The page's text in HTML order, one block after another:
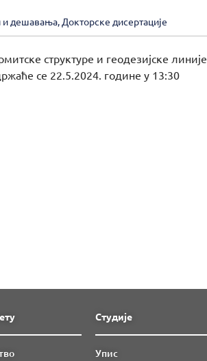
и дешавања, Докторске дисертације
структуре и геодезијске линије
се 22.5.2024. године у 13:30
Студије
Упис